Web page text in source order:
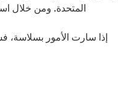
المتحدة. ومن خلال